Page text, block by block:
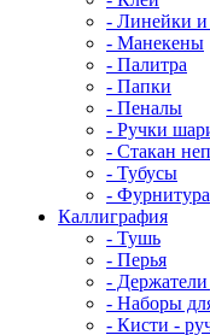
- Линейки и
- Манекены
- Палитра
- Папки
- Пеналы
- Ручки
- Стакан
- Тубусы
- Фурнитура
Каллиграфия
- Тушь
- Перья
- Держатели
- Наборы
- Кисти -